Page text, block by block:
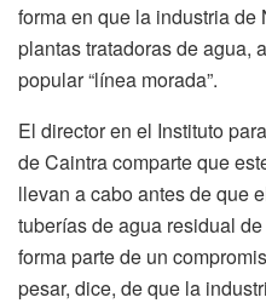
forma en que la industria
plantas tratadoras de agua,
popular “línea morada”.
El director en el Instituto
de Caintra comparte que
llevan a cabo antes de que
tuberías de agua residual
forma parte de un
pesar, dice, de que la